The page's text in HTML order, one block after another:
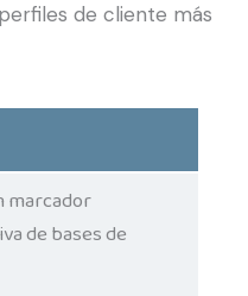
de cliente más
marcador
de bases de